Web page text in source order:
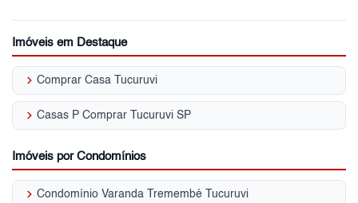
Imóveis em Destaque
keyboard_arrow_right Comprar Casa Tucuruvi
keyboard_arrow_right Casas P Comprar Tucuruvi SP
Imóveis por Condomínios
keyboard_arrow_right Condomínio Varanda Tremembé Tucuruvi